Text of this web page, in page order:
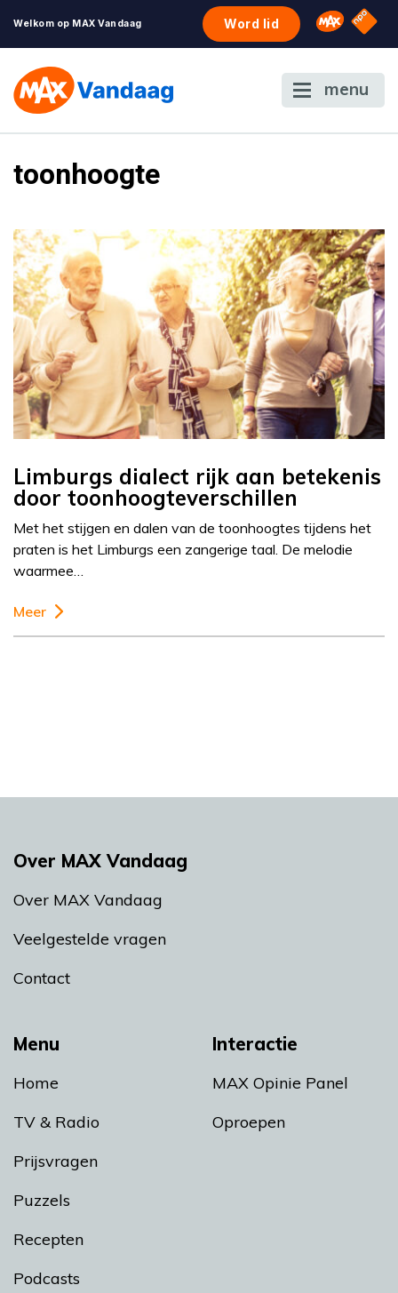
Welkom op MAX Vandaag Word lid Omroep
NPO
menu
toonhoogte
Limburgs dialect rijk aan betekenis
door toonhoogteverschillen
Met het stijgen en dalen van de toonhoogtes tijdens het
praten is het Limburgs een zangerige taal. De melodie
waarmee…
Meer
Menu
Home
TV & Radio
Prijsvragen
Puzzels
Recepten
Podcasts
Interactie
MAX Opinie Panel
Oproepen
Over MAX Vandaag
Over MAX Vandaag
Veelgestelde vragen
Contact